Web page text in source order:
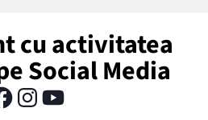
cu activitatea
Social Media